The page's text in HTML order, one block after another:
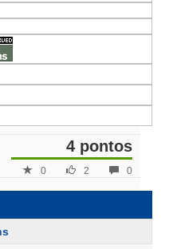
4 pontos
0
2
0